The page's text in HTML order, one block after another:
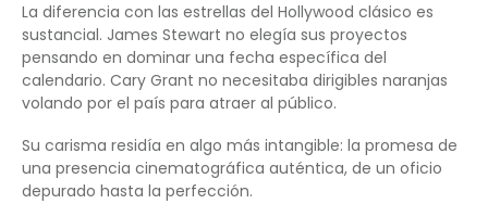
La diferencia con las estrellas del Hollywood clásico es
sustancial. James Stewart no elegía sus proyectos
pensando en dominar una fecha específica del
calendario. Cary Grant no necesitaba dirigibles naranjas
volando por el país para atraer al público.
Su carisma residía en algo más intangible: la promesa de
una presencia cinematográfica auténtica, de un oficio
depurado hasta la perfección.